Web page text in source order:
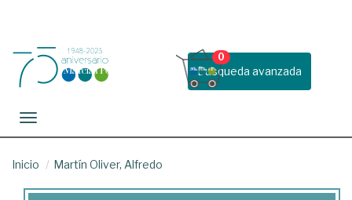
Busqueda avanzada
0
Toggle navigation
Inicio Martín Oliver, Alfredo